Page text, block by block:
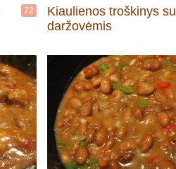
72
Kiaulienos troškinys su
daržovėmis